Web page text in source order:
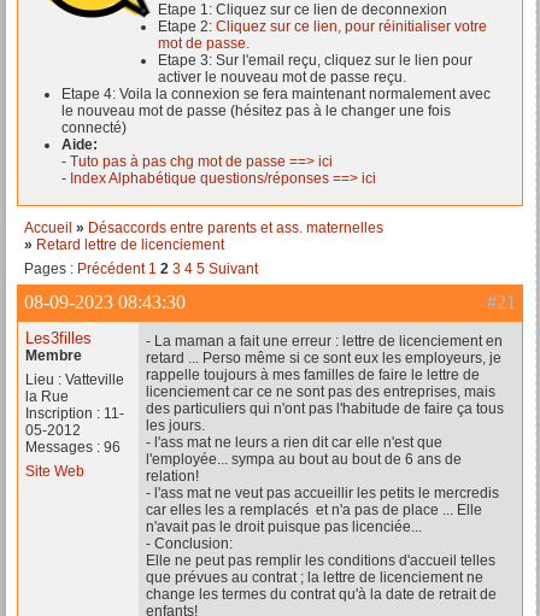
Etape 1: Cliquez sur ce lien de deconnexion
Etape 2: Cliquez sur ce lien, pour réinitialiser votre
mot de passe.
Etape 3: Sur l'email reçu, cliquez sur le lien pour
activer le nouveau mot de passe reçu.
Etape 4: Voila la connexion se fera maintenant normalement avec
le nouveau mot de passe (hésitez pas à le changer une fois
connecté)
Aide:
- Tuto pas à pas chg mot de passe ==> ici
- Index Alphabétique questions/réponses ==> ici
Accueil » Désaccords entre parents et ass. maternelles
» Retard lettre de licenciement
Pages : Précédent 1 2 3 4 5 Suivant
#21
08-09-2023 08:43:30
Les3filles
Membre
Lieu : Vatteville
la Rue
Inscription : 11-
05-2012
Messages : 96
Site Web
- La maman a fait une erreur : lettre de licenciement en
retard ... Perso même si ce sont eux les employeurs, je
rappelle toujours à mes familles de faire le lettre de
licenciement car ce ne sont pas des entreprises, mais
des particuliers qui n'ont pas l'habitude de faire ça tous
les jours.
- l'ass mat ne leurs a rien dit car elle n'est que
l'employée... sympa au bout au bout de 6 ans de
relation!
- l'ass mat ne veut pas accueillir les petits le mercredis
car elles les a remplacés et n'a pas de place ... Elle
n'avait pas le droit puisque pas licenciée...
- Conclusion:
Elle ne peut pas remplir les conditions d'accueil telles
que prévues au contrat ; la lettre de licenciement ne
change les termes du contrat qu'à la date de retrait de
enfants!